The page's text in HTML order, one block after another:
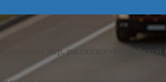
мер, рассказал «Российской